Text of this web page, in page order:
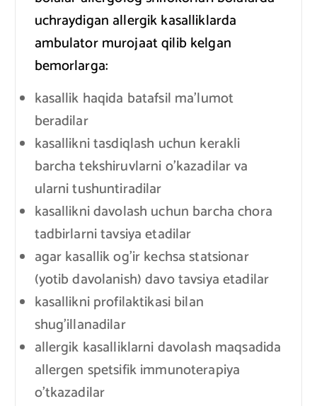
uchraydigan allergik kasalliklarda
ambulator murojaat qilib kelgan
bemorlarga:
kasallik haqida batafsil ma’lumot
beradilar
kasallikni tasdiqlash uchun kerakli
barcha tekshiruvlarni o’kazadilar va
ularni tushuntiradilar
kasallikni davolash uchun barcha chora
tadbirlarni tavsiya etadilar
agar kasallik og’ir kechsa statsionar
(yotib davolanish) davo tavsiya etadilar
kasallikni profilaktikasi bilan
shug’illanadilar
allergik kasalliklarni davolash maqsadida
allergen spetsifik immunoterapiya
o’tkazadilar